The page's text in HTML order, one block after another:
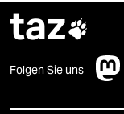
taz
Folgen Sie uns